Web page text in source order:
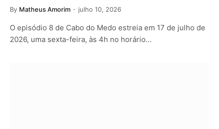
By Matheus Amorim julho 10, 2026
O episódio 8 de Cabo do Medo estreia em 17 de julho de
2026, uma sexta-feira, às 4h no horário…